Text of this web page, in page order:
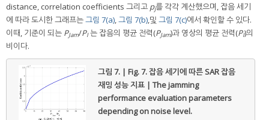
distance, correlation coefficients 그리고 pj를 각각 계산했으며, 잡음 세기
에 따라 도시한 그래프는그림 7(a),그림 7(b),및 그림 7(c)에서 확인할 수 있다.
이때, 기준이 되는 PJam/PI는 잡음의 평균 전력(PJam)과 영상의 평균 전력(PI)의
비이다.
그림 7. | Fig. 7.잡음 세기에 따른 SAR 잡음
재밍 성능 지표 | The jamming
performance evaluation parameters
depending on noise level.